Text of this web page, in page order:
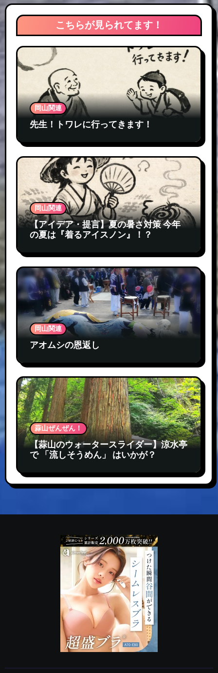
こちらが見られてます！
岡山関連
先生！トワレに行ってきます！
岡山関連
【アイデア・提言】夏の暑さ対策 今年
の夏は『着るアイスノン』！？
岡山関連
アオムシの恩返し
蒜山ぜんぜん！
【蒜山のウォータースライダー】涼水亭
で 「流しそうめん」 はいかが？